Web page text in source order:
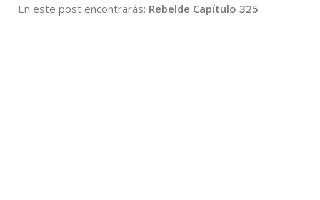
En este post encontrarás: Rebelde Capítulo 325